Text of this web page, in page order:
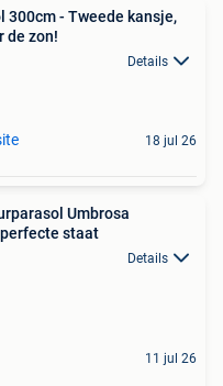
300cm - Tweede kansje,
de zon!
Details
18 jul 26
Umbrosa
staat
Details
11 jul 26